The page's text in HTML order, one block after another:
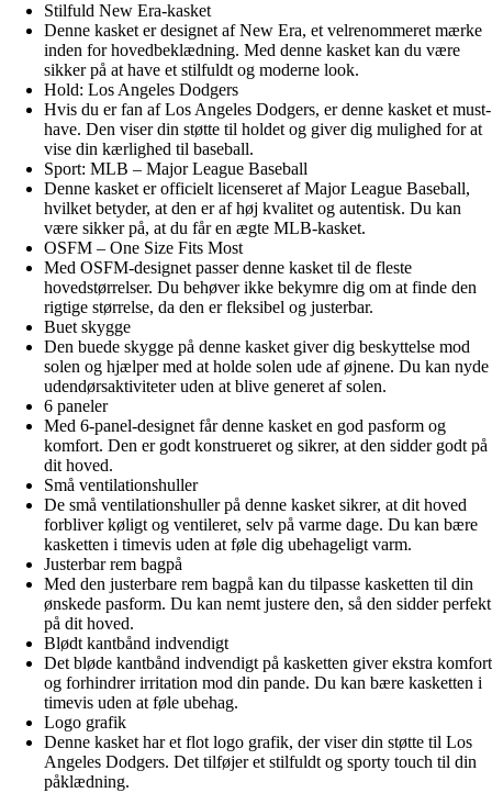
Stilfuld New Era-kasket
Denne kasket er designet af New Era, et velrenommeret mærke
inden for hovedbeklædning. Med denne kasket kan du være
sikker på at have et stilfuldt og moderne look.
Hold: Los Angeles Dodgers
Hvis du er fan af Los Angeles Dodgers, er denne kasket et must-
have. Den viser din støtte til holdet og giver dig mulighed for at
vise din kærlighed til baseball.
Sport: MLB – Major League Baseball
Denne kasket er officielt licenseret af Major League Baseball,
hvilket betyder, at den er af høj kvalitet og autentisk. Du kan
være sikker på, at du får en ægte MLB-kasket.
OSFM – One Size Fits Most
Med OSFM-designet passer denne kasket til de fleste
hovedstørrelser. Du behøver ikke bekymre dig om at finde den
rigtige størrelse, da den er fleksibel og justerbar.
Buet skygge
Den buede skygge på denne kasket giver dig beskyttelse mod
solen og hjælper med at holde solen ude af øjnene. Du kan nyde
udendørsaktiviteter uden at blive generet af solen.
6 paneler
Med 6-panel-designet får denne kasket en god pasform og
komfort. Den er godt konstrueret og sikrer, at den sidder godt på
dit hoved.
Små ventilationshuller
De små ventilationshuller på denne kasket sikrer, at dit hoved
forbliver køligt og ventileret, selv på varme dage. Du kan bære
kasketten i timevis uden at føle dig ubehageligt varm.
Justerbar rem bagpå
Med den justerbare rem bagpå kan du tilpasse kasketten til din
ønskede pasform. Du kan nemt justere den, så den sidder perfekt
på dit hoved.
Blødt kantbånd indvendigt
Det bløde kantbånd indvendigt på kasketten giver ekstra komfort
og forhindrer irritation mod din pande. Du kan bære kasketten i
timevis uden at føle ubehag.
Logo grafik
Denne kasket har et flot logo grafik, der viser din støtte til Los
Angeles Dodgers. Det tilføjer et stilfuldt og sporty touch til din
påklædning.